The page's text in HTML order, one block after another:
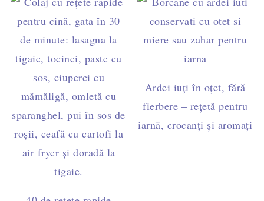
Ardei iuți în oțet, fără
fierbere – rețetă pentru
iarnă, crocanți și aromați